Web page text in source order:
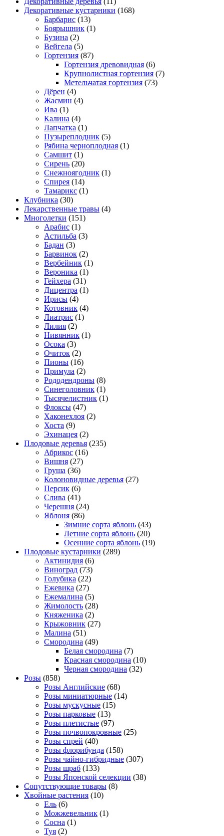
Декоративные кустарники (168)
Барбарис (13)
Боярышник (1)
Бузина (2)
Вейгела (5)
Гортензия (87)
Гортензия древовидная (6)
Крупнолистная гортензия (7)
Метельчатая гортензия (73)
Дёрен (4)
Жасмин (4)
Ива (1)
Калина (4)
Лапчатка (1)
Пузыреплодник (5)
Рябина черноплодная (1)
Самшит (1)
Сирень (20)
Снежноягодник (1)
Спирея (14)
Тамарикс (1)
Клубника (30)
Лекарственные травы (4)
Многолетки (151)
Арабис (1)
Астильба (3)
Бадан (3)
Барвинок (2)
Вербейник (1)
Вероника (1)
Гейхера (31)
Дицентра (1)
Ирисы (4)
Котовник (4)
Лиатрис (1)
Лилия (2)
Нивянник (1)
Осока (3)
Очиток (2)
Пионы (16)
Примула (2)
Рододендроны (8)
Синеголовник (1)
Тысячелистник (1)
Флоксы (47)
Хаконехлоя (2)
Хоста (9)
Эхинацея (2)
Плодовые деревья (235)
Абрикос (16)
Вишня (27)
Груша (36)
Колоновидные деревья (27)
Персик (6)
Слива (41)
Черешня (24)
Яблоня (86)
Зимние сорта яблонь (43)
Летние сорта яблонь (20)
Осенние сорта яблонь (19)
Плодовые кустарники (289)
Актинидия (6)
Виноград (73)
Голубика (22)
Ежевика (27)
Ежемалина (5)
Жимолость (28)
Княженика (2)
Крыжовник (27)
Малина (51)
Смородина (49)
Белая смородина (7)
Красная смородина (10)
Черная смородина (32)
Розы (858)
Розы Английские (68)
Розы миниатюрные (14)
Розы мускусные (15)
Розы парковые (13)
Розы плетистые (97)
Розы почвопокровные (25)
Розы спрей (40)
Розы флорибунда (158)
Розы чайно-гибридные (307)
Розы шраб (133)
Розы Японской селекции (38)
Сопутствующие товары (8)
Хвойные растения (10)
Ель (6)
Можжевельник (1)
Сосна (1)
Туя (2)